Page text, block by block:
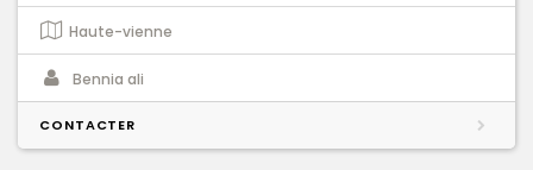
Haute-vienne
Bennia ali
CONTACTER